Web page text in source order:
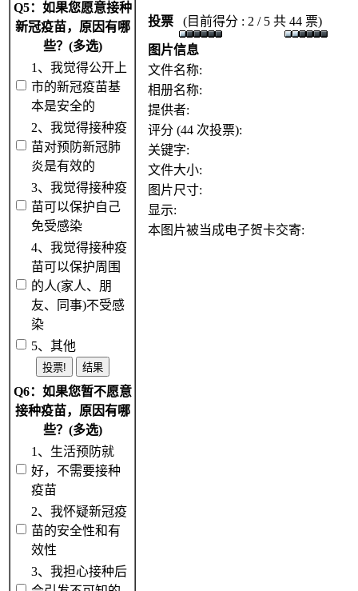
Q5：如果您愿意接种
新冠疫苗，原因有哪
些？(多选)
1、我觉得公开上
市的新冠疫苗基
本是安全的
2、我觉得接种疫
苗对预防新冠肺
炎是有效的
3、我觉得接种疫
苗可以保护自己
免受感染
4、我觉得接种疫
苗可以保护周围
的人(家人、朋
友、同事)不受感
染
5、其他
Q6：如果您暂不愿意
接种疫苗，原因有哪
些？(多选)
1、生活预防就
好，不需要接种
疫苗
2、我怀疑新冠疫
苗的安全性和有
效性
3、我担心接种后
投票 (目前得分 : 2 / 5 共 44 票)
图片信息
文件名称:
相册名称:
提供者:
评分 (44 次投票):
关键字:
文件大小:
图片尺寸:
显示:
本图片被当成电子贺卡交寄: